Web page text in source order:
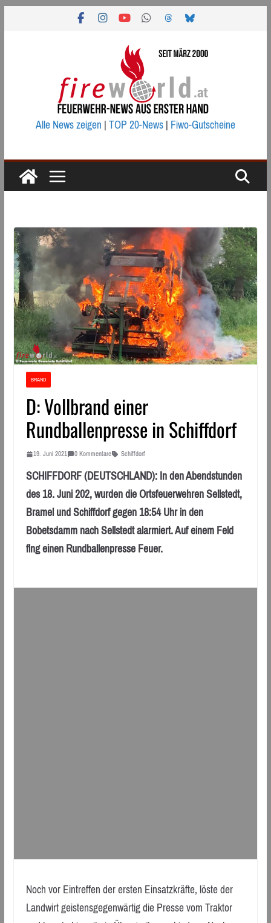
Alle News zeigen|TOP 20-News|Fiwo-Gutscheine
BRAND
D: Vollbrand einer
Rundballenpresse in Schiffdorf
19. Juni 2021 0 Kommentare Schiffdorf
SCHIFFDORF (DEUTSCHLAND): In den Abendstunden
des 18. Juni 202, wurden die Ortsfeuerwehren Sellstedt,
Bramel und Schiffdorf gegen 18:54 Uhr in den
Bobetsdamm nach Sellstedt alarmiert. Auf einem Feld
fing einen Rundballenpresse Feuer.
Noch vor Eintreffen der ersten Einsatzkräfte, löste der
Landwirt geistensgegenwärtig die Presse vom Traktor